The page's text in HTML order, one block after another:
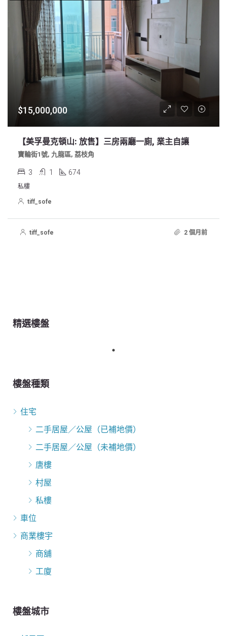
$15,000,000
【美孚曼克頓山: 放售】三房兩廳一廁, 業主自讓
寶輪街1號, 九龍區, 荔枝角
3 1 674
私樓
tiff_sofe
tiff_sofe 2 個月前
精選樓盤
樓盤種類
住宅
二手居屋／公屋（已補地價）
二手居屋／公屋（未補地價）
唐樓
村屋
私樓
車位
商業樓宇
商舖
工廈
樓盤城市